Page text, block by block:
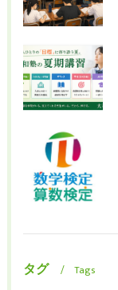
タグ Tags